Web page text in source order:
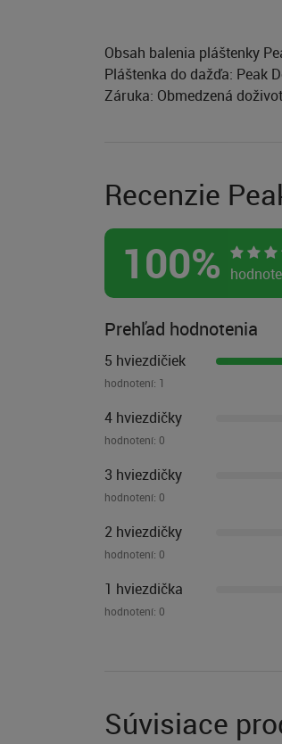
Obsah balenia pláštenky
Pláštenka do dažďa: Peak
Záruka: Obmedzená
Recenzie
100%
Prehľad hodnotenia
5 hviezdičiek
hodnotení: 1
4 hviezdičky
hodnotení: 0
3 hviezdičky
hodnotení: 0
2 hviezdičky
hodnotení: 0
1 hviezdička
hodnotení: 0
Súvisiace